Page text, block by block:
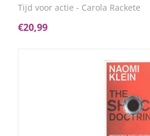
Tijd voor actie - Carola Rackete
€20,99